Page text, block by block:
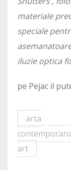
materiale
speciale
iluzie optica
pe Pejac il
arta
art